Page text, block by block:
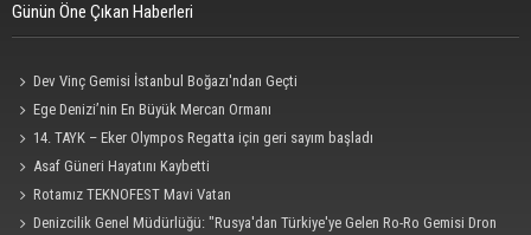
Günün Öne Çıkan Haberleri
Dev Vinç Gemisi İstanbul Boğazı'ndan Geçti
Ege Denizi’nin En Büyük Mercan Ormanı
14. TAYK – Eker Olympos Regatta için geri sayım başladı
Asaf Güneri Hayatını Kaybetti
Rotamız TEKNOFEST Mavi Vatan
Denizcilik Genel Müdürlüğü: "Rusya'dan Türkiye'ye Gelen Ro-Ro Gemisi Dron